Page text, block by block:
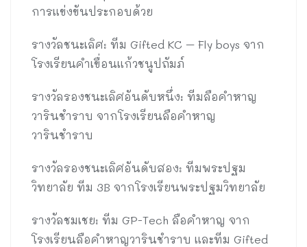
การแข่งขันประกอบด้วย
รางวัลชนะเลิศ: ทีม Gifted KC – Fly boys จาก
โรงเรียนคำเขื่อนแก้วชนูปถัมภ์
รางวัลรองชนะเลิศอันดับหนึ่ง: ทีมลือคำหาญ
วารินชำราบ จากโรงเรียนลือคำหาญ
วารินชำราบ
รางวัลรองชนะเลิศอันดับสอง: ทีมพระปฐม
วิทยาลัย ทีม 3B จากโรงเรียนพระปฐมวิทยาลัย
รางวัลชมเชย: ทีม GP-Tech ลือคำหาญ จาก
โรงเรียนลือคำหาญวารินชำราบ และทีม Gifted